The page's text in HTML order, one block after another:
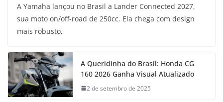
A Yamaha lançou no Brasil a Lander Connected 2027,
sua moto on/off-road de 250cc. Ela chega com design
mais robusto,
A Queridinha do Brasil: Honda CG
160 2026 Ganha Visual Atualizado
2 de setembro de 2025